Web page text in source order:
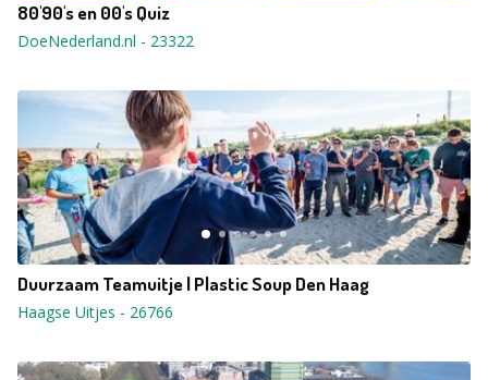
80'90's en 00's Quiz
DoeNederland.nl - 23322
Duurzaam Teamuitje | Plastic Soup Den Haag
Haagse Uitjes - 26766